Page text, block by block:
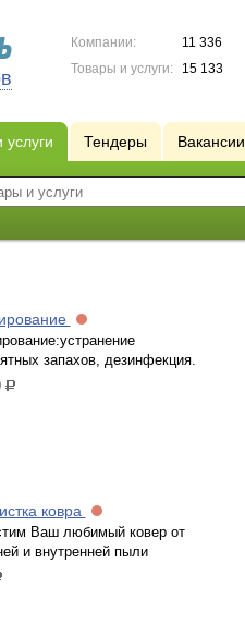
Компании:
11 336
Товары и услуги:
15 133
Тендеры Вакансии
запахов, дезинфекция.
р.
ковра
Ваш любимый ковер от
и внутренней пыли